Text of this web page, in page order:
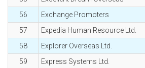
56
Exchange Promoters
57
Expedia Human Resource Ltd.
58
Explorer Overseas Ltd.
59
Express Systems Ltd.